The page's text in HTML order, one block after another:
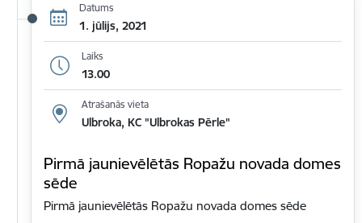
Datums
1. jūlijs, 2021
Laiks
13.00
Atrašanās vieta
Ulbroka, KC "Ulbrokas Pērle"
Pirmā jaunievēlētās Ropažu novada domes
sēde
Pirmā jaunievēlētās Ropažu novada domes sēde